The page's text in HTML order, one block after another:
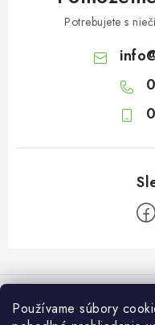
Používame súbory
Potrebujete s
info
á